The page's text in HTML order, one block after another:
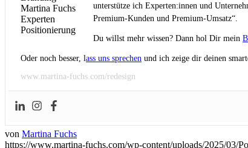
unterstütze ich Experten:innen und
Premium-Kunden und Premium-Umsatz“.
Du willst mehr wissen? Dann hol Dir mein
Oder noch besser, lass uns sprechen und ich zeige dir deinen
www.martina-fuchs.com/redesign
von Martina Fuchs
https://www.martina-fuchs.com/wp-content/uploads/2025/03/